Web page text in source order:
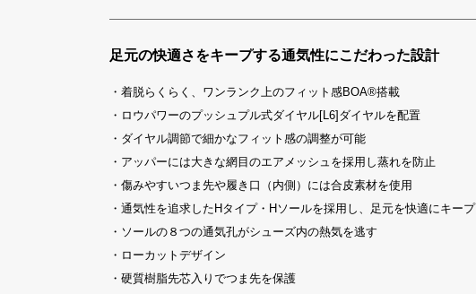
足元の快適さをキープする通気性にこだわった設計
・着脱らくらく、ワンランク上のフィット感BOA®搭載
・ロウパワーのプッシュプル式ダイヤル[L6]ダイヤルを配置
・ダイヤル調節で細かなフィット感の調整が可能
・アッパーには大きな網目のエアメッシュを採用し蒸れを防止
・傷みやすいつま先や履き口（内側）には合皮素材を使用
・通気性を追求したHタイプ・Hソールを採用し、足元を快適にキープ
・ソールの８つの通気孔がシューズ内の熱気を逃す
・ローカットデザイン
・硬質樹脂先芯入りでつま先を保護